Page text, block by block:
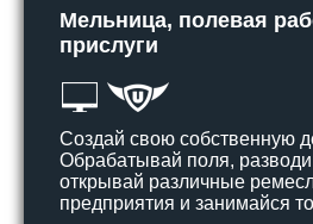
Мельница, полевая
прислуги
Создай свою собственную
Обрабатывай поля,
открывай различные
предприятия и занимайся